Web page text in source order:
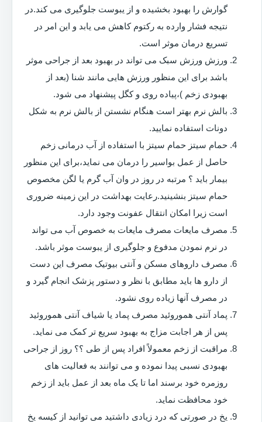
گوارش را بهبود بخشیده و از یبوست جلوگیری می کند.در
نتیجه فشار وارده به رکتوم کاهش می یابد و این امر در
تسریع درمان موثر است.
ورزش ورزش سبک می تواند در بهبود بعد از جراحی موثر
باشد برای این منظور ورزش هایی مانند شنا (بعد از
بهبودی زخم )،پیاده روی و کگل پیشنهاد می شود.
بالش نرم بهتر است هنگام نشستن از بالش نرم به شکل
دونات استفاده نمایید.
حمام سیتز حمام سیتز با استفاده از آب درمانی زخم
حاصل از عمل بواسیر را درمان می نماید،برای این منظور
بیمار باید ؟ مرتبه در روز در وان آب گرم یا لگن مخصوص
حمام سیتز بنشینید.رعایت بهداشت در این زمینه ضروری
است زیرا امکان انتقال عفونت وجود دارد.
مصرف مایعات مصرف مایعات به خصوص آب می تواند
در نرم نمودن مدفوع و جلوگیری از یبوست موثر باشد.
مصرف داروهای مسکن و آنتی بیوتیک مصرف این دست
از دارو ها باید مطابق با نظر و دستور پزشک انجام گیرد و
در مصرف آنها زیاده روی نشود.
پماد آنتی هموروئید مصرف پماد یا شیاف آنتی هموروئید
پس از هر اجابت مزاج به بهبود سریع تر کمک می نماید.
مراقبت از زخم معمولاً افراد پس از طی ؟؟ روز از جراحی
بهبودی نسبی پیدا نموده و می توانند به فعالیت های
روزمره خود برسند اما تا یک ماه بعد از عمل باید از زخم
خود محافظت نماید.
یخ در صورتی که درد زیادی داشتید می توانید از کیسه یخ